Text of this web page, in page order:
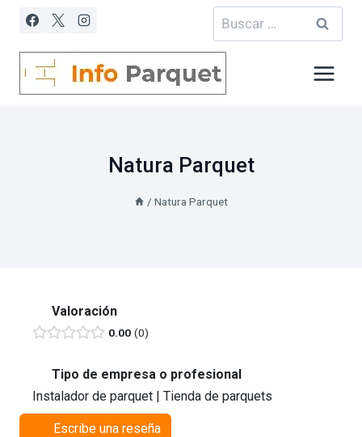
Saltar
contenido
Buscar:
Natura Parquet
/ Natura Parquet
Valoración
0.00 0
Tipo de empresa o profesional
Instalador de parquet | Tienda de parquets
Escribe una reseña